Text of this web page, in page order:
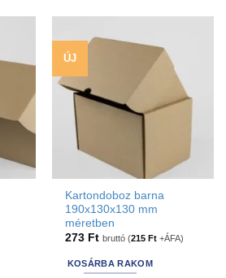
ÚJ
Kartondoboz barna
190x130x130 mm
méretben
273 Ft bruttó (215 Ft +ÁFA)
KOSÁRBA RAKOM